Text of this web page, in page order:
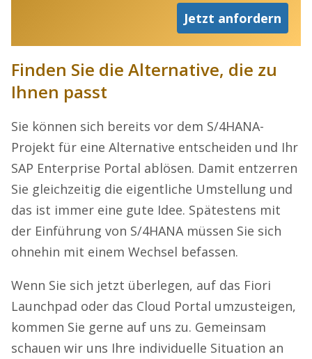
Jetzt anfordern
Finden Sie die Alternative, die zu
Ihnen passt
Sie können sich bereits vor dem S/4HANA-
Projekt für eine Alternative entscheiden und Ihr
SAP Enterprise Portal ablösen. Damit entzerren
Sie gleichzeitig die eigentliche Umstellung und
das ist immer eine gute Idee. Spätestens mit
der Einführung von S/4HANA müssen Sie sich
ohnehin mit einem Wechsel befassen.
Wenn Sie sich jetzt überlegen, auf das Fiori
Launchpad oder das Cloud Portal umzusteigen,
kommen Sie gerne auf uns zu. Gemeinsam
schauen wir uns Ihre individuelle Situation an